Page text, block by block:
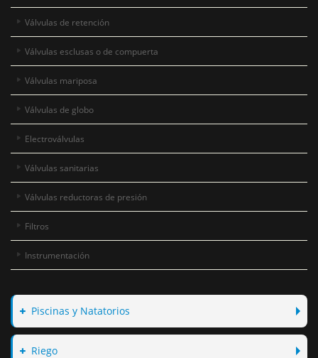
Válvulas de retención
Válvulas esclusas o de compuerta
Válvulas mariposa
Válvulas de globo
Electroválvulas
Válvulas sanitarias
Válvulas reductoras de presión
Filtros
Instrumentación
Piscinas y Natatorios
Riego